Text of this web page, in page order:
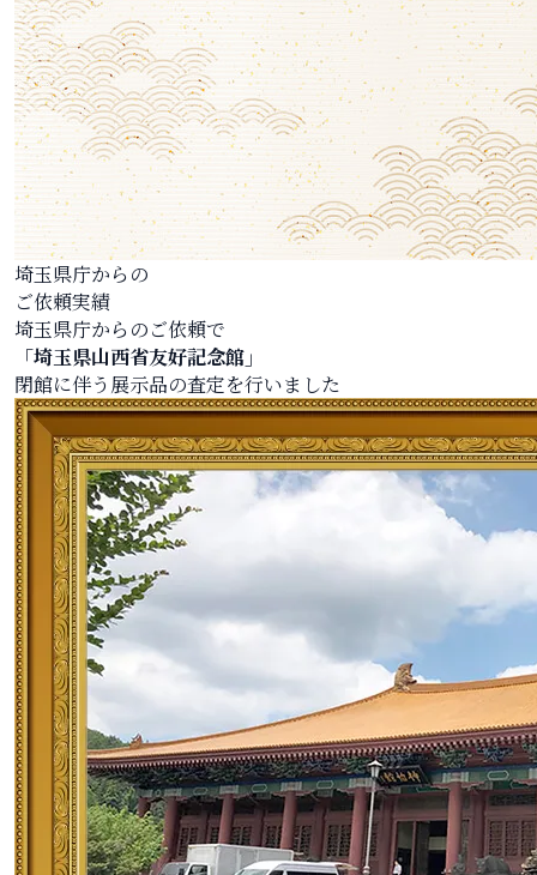
埼玉県庁からの
ご依頼実績
埼玉県庁からのご依頼で
「埼玉県山西省友好記念館」
閉館に伴う展示品の査定を行いました